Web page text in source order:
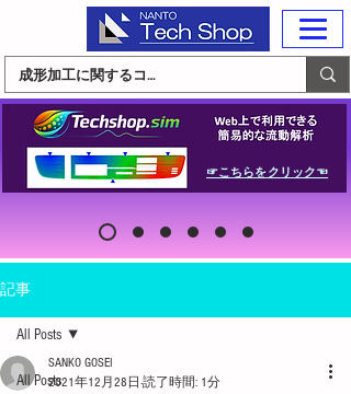
☞こちらをクリック☜
記事
All Posts
All Posts
SANKO GOSEI
2021年12月28日 読了時間: 1分